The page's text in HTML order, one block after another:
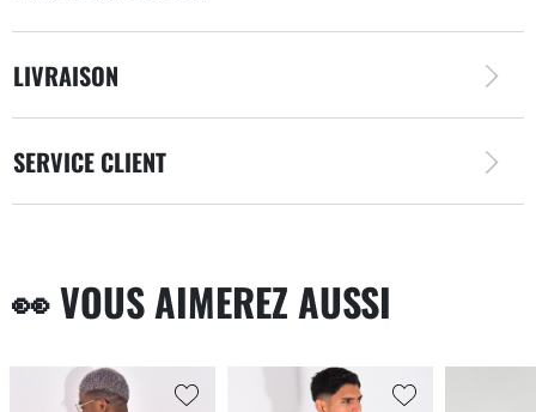
LIVRAISON
SERVICE CLIENT
👀 VOUS AIMEREZ AUSSI